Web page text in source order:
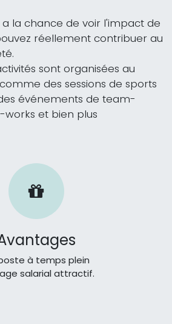
la chance de voir l'impact de
réellement contribuer au
sont organisées au
des sessions de sports
événements de team-
works et bien plus
à temps plein
salarial attractif.